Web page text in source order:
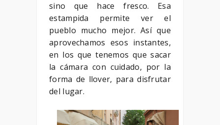
sino que hace fresco. Esa
estampida permite ver el
pueblo mucho mejor. Así que
aprovechamos esos instantes,
en los que tenemos que sacar
la cámara con cuidado, por la
forma de llover, para disfrutar
del lugar.